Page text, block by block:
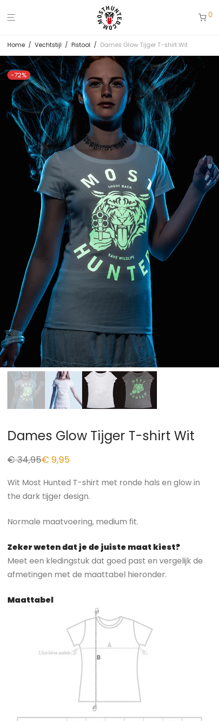
0
Home / Vechtstijl / Pistool / Dames Glow Tijger T-shirt Wit
-72%
Dames Glow Tijger T-shirt Wit
€34,95€ 9,95
Wit Most Hunted T-shirt met ronde hals en glow in
the dark tijger design.
Normale maatvoering, medium fit.
Zeker weten dat je de juiste maat kiest?
Meet een kledingstuk dat goed past en vergelijk de
afmetingen met de maattabel hieronder.
Maattabel